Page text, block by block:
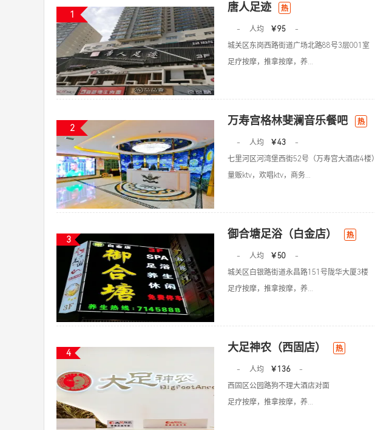
1
唐人足迹 热
- 人均 ￥95
-
城关区东岗西路街道广场北路88号3层001室
足疗按摩，推拿按摩，养...
2
万寿宫格林斐澜音乐餐吧 热
- 人均 ￥43
-
七里河区河湾堡西街52号（万寿宫大酒店4楼）
量贩ktv，欢唱ktv，商务...
3 御合塘足浴（白金店） 热
- 人均 ￥50
-
城关区白银路街道永昌路151号陇华大厦3楼
足疗按摩，推拿按摩，养...
4 大足神农（西固店） 热
- 人均 ￥136
-
西固区公园路狗不理大酒店对面
足疗按摩，推拿按摩，养...